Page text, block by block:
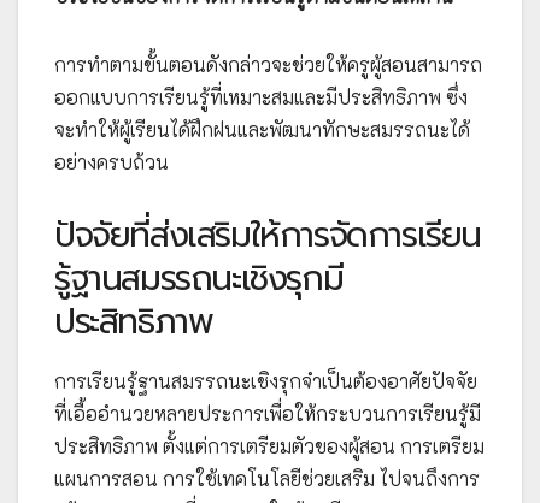
การทำตามขั้นตอนดังกล่าวจะช่วยให้ครูผู้สอนสามารถ
ออกแบบการเรียนรู้ที่เหมาะสมและมีประสิทธิภาพ ซึ่ง
จะทำให้ผู้เรียนได้ฝึกฝนและพัฒนาทักษะสมรรถนะได้
อย่างครบถ้วน
ปัจจัยที่ส่งเสริมให้การจัดการเรียน
รู้ฐานสมรรถนะเชิงรุกมี
ประสิทธิภาพ
การเรียนรู้ฐานสมรรถนะเชิงรุกจำเป็นต้องอาศัยปัจจัย
ที่เอื้ออำนวยหลายประการเพื่อให้กระบวนการเรียนรู้มี
ประสิทธิภาพ ตั้งแต่การเตรียมตัวของผู้สอน การเตรียม
แผนการสอน การใช้เทคโนโลยีช่วยเสริม ไปจนถึงการ